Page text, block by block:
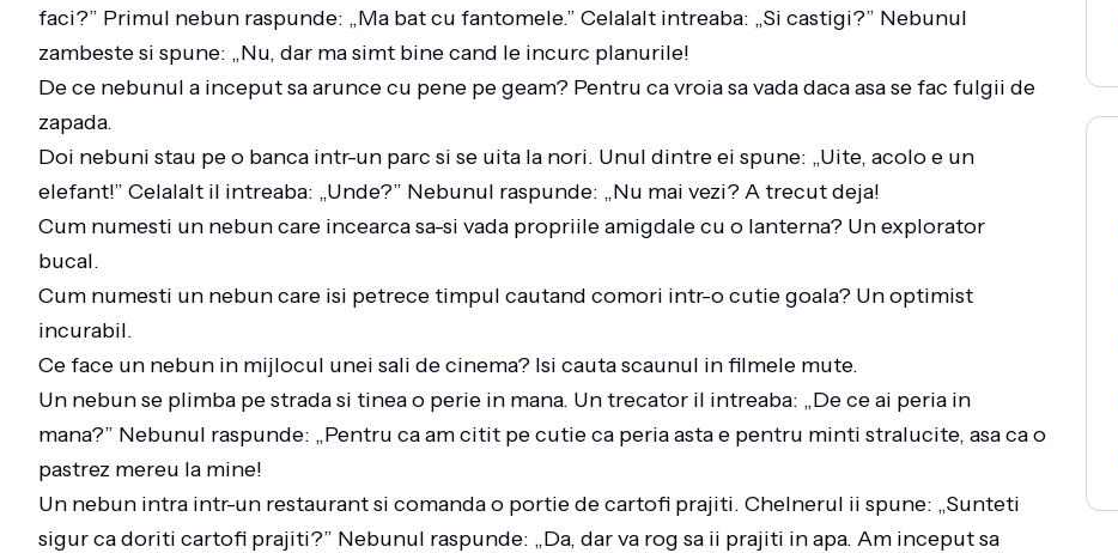
faci?” Primul nebun raspunde: „Ma bat cu fantomele.” Celalalt intreaba: „Si castigi?” Nebunul
zambeste si spune: „Nu, dar ma simt bine cand le incurc planurile!
De ce nebunul a inceput sa arunce cu pene pe geam? Pentru ca vroia sa vada daca asa se fac fulgii de
zapada.
Doi nebuni stau pe o banca intr-un parc si se uita la nori. Unul dintre ei spune: „Uite, acolo e un
elefant!” Celalalt il intreaba: „Unde?” Nebunul raspunde: „Nu mai vezi? A trecut deja!
Cum numesti un nebun care incearca sa-si vada propriile amigdale cu o lanterna? Un explorator
bucal.
Cum numesti un nebun care isi petrece timpul cautand comori intr-o cutie goala? Un optimist
incurabil.
Ce face un nebun in mijlocul unei sali de cinema? Isi cauta scaunul in filmele mute.
Un nebun se plimba pe strada si tinea o perie in mana. Un trecator il intreaba: „De ce ai peria in
mana?” Nebunul raspunde: „Pentru ca am citit pe cutie ca peria asta e pentru minti stralucite, asa ca o
pastrez mereu la mine!
Un nebun intra intr-un restaurant si comanda o portie de cartofi prajiti. Chelnerul ii spune: „Sunteti
sigur ca doriti cartofi prajiti?” Nebunul raspunde: „Da, dar va rog sa ii prajiti in apa. Am inceput sa